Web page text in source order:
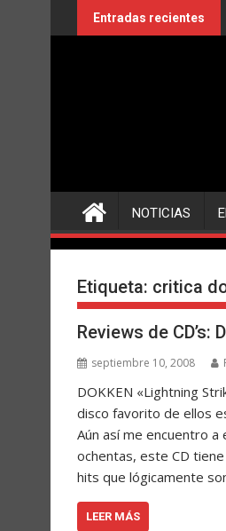
al
Entradas recientes
NOTICIAS
Etiqueta: critica
Reviews de CD’s:
septiembre 10, 2008
DOKKEN «Lightning
disco favorito de ellos
Aún así me encuentro
ochentas, este CD
hits que lógicamente
LEER MÁS